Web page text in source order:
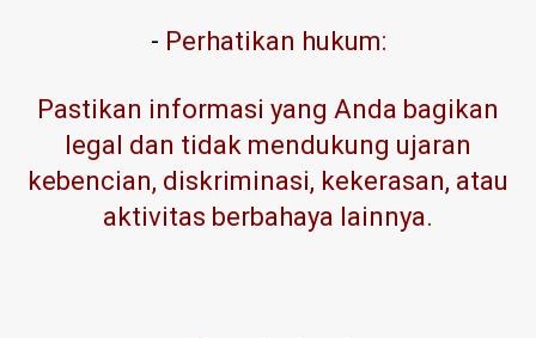
- Perhatikan hukum:
Pastikan informasi yang Anda bagikan
legal dan tidak mendukung ujaran
kebencian, diskriminasi, kekerasan, atau
aktivitas berbahaya lainnya.